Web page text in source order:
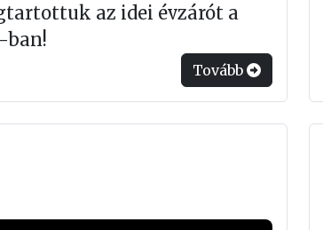
az idei évzárót a
-ban!
Tovább